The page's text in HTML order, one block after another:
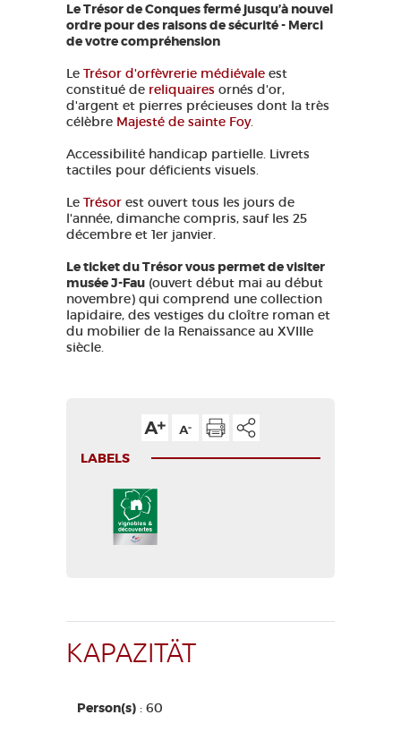
Le Trésor de Conques fermé jusqu’à nouvel
ordre pour des raisons de sécurité - Merci
de votre compréhension
Le Trésor d'orfèvrerie médiévale est
constitué de reliquaires ornés d'or,
d'argent et pierres précieuses dont la très
célèbre Majesté de sainte Foy.
Accessibilité handicap partielle. Livrets
tactiles pour déficients visuels.
Le Trésor est ouvert tous les jours de
l'année, dimanche compris, sauf les 25
décembre et 1er janvier.
Le ticket du Trésor vous permet de visiter
musée J-Fau (ouvert début mai au début
novembre) qui comprend une collection
lapidaire, des vestiges du cloître roman et
du mobilier de la Renaissance au XVIIIe
siècle.
LABELS
KAPAZITÄT
Person(s) : 60